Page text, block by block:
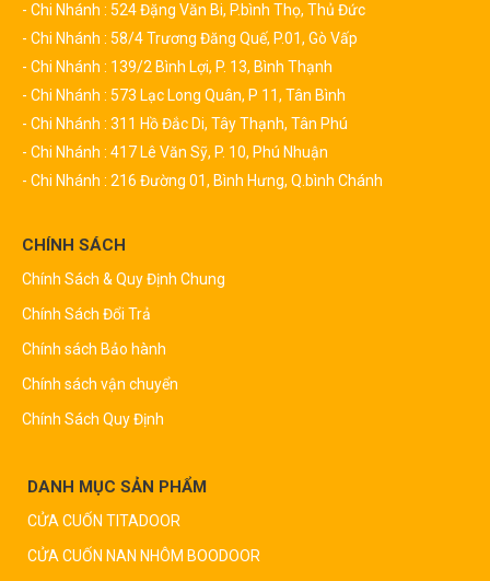
- Chi Nhánh : 524 Đặng Văn Bi, P.bình Thọ, Thủ Đức
- Chi Nhánh : 58/4 Trương Đăng Quế, P.01, Gò Vấp
- Chi Nhánh : 139/2 Bình Lợi, P. 13, Bình Thạnh
- Chi Nhánh : 573 Lạc Long Quân, P 11, Tân Bình
- Chi Nhánh : 311 Hồ Đắc Di, Tây Thạnh, Tân Phú
- Chi Nhánh : 417 Lê Văn Sỹ, P. 10, Phú Nhuận
- Chi Nhánh : 216 Đường 01, Bình Hưng, Q.bình Chánh
CHÍNH SÁCH
Chính Sách & Quy Định Chung
Chính Sách Đổi Trả
Chính sách Bảo hành
Chính sách vận chuyển
Chính Sách Quy Định
DANH MỤC SẢN PHẨM
CỬA CUỐN TITADOOR
CỬA CUỐN NAN NHÔM BOODOOR